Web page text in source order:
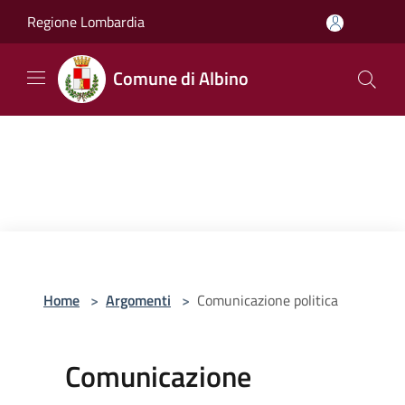
Regione Lombardia
Comune di Albino
Home > Argomenti > Comunicazione politica
Comunicazione